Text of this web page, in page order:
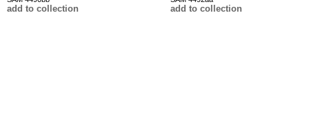
add to collection add to collection